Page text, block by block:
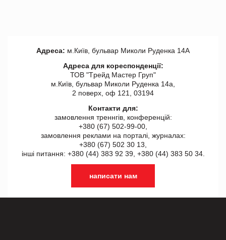
Адреса: м.Київ, бульвар Миколи Руденка 14А
Адреса для кореспонденції:
ТОВ "Tрейд Мастер Груп"
м.Київ, бульвар Миколи Руденка 14а,
2 поверх, оф 121, 03194
Контакти для:
замовлення треннгів, конференцій:
+380 (67) 502-99-00,
замовлення реклами на порталі, журналах:
+380 (67) 502 30 13,
інші питання: +380 (44) 383 92 39, +380 (44) 383 50 34.
написати нам